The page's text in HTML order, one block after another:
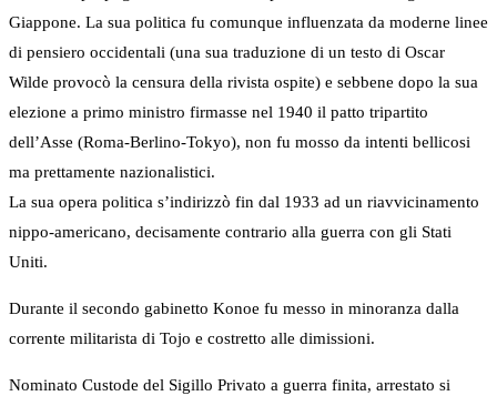
Giappone. La sua politica fu comunque influenzata da moderne linee
di pensiero occidentali (una sua traduzione di un testo di Oscar
Wilde provocò la censura della rivista ospite) e sebbene dopo la sua
elezione a primo ministro firmasse nel 1940 il patto tripartito
dell’Asse (Roma-Berlino-Tokyo), non fu mosso da intenti bellicosi
ma prettamente nazionalistici.
La sua opera politica s’indirizzò fin dal 1933 ad un riavvicinamento
nippo-americano, decisamente contrario alla guerra con gli Stati
Uniti.
Durante il secondo gabinetto Konoe fu messo in minoranza dalla
corrente militarista di Tojo e costretto alle dimissioni.
Nominato Custode del Sigillo Privato a guerra finita, arrestato si